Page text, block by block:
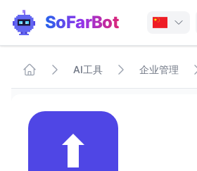
SoFarBot
AI工具 企业管理